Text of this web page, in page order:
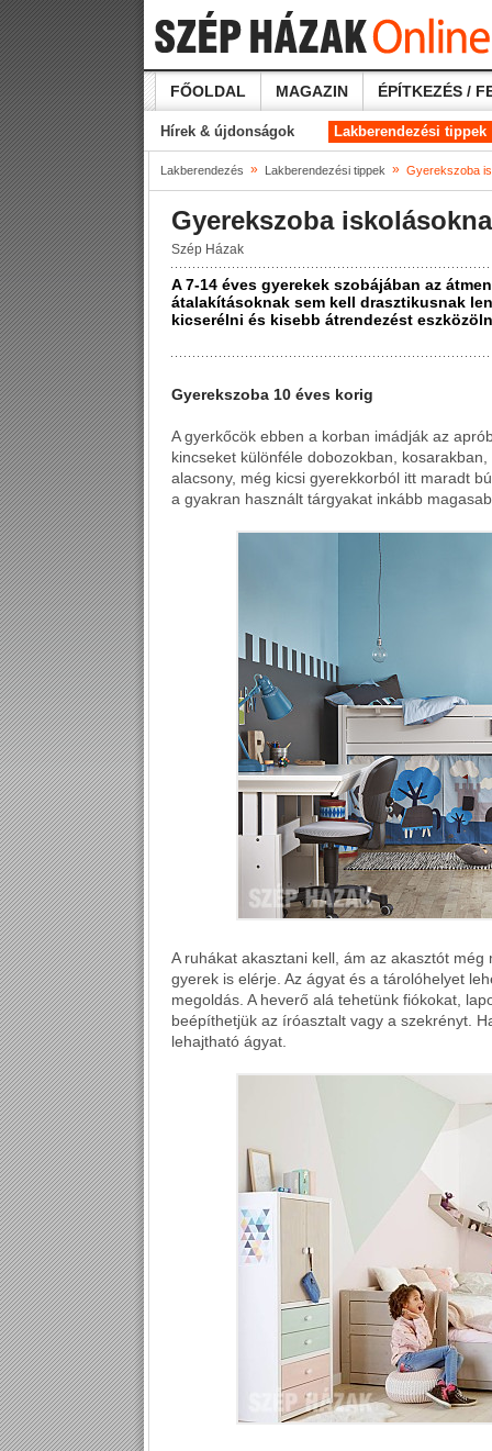
FŐOLDAL MAGAZIN ÉPÍTKEZÉS /
Hírek & újdonságok Lakberendezési tippek
Lakberendezés » Lakberendezési tippek » Gyerekszoba
Gyerekszoba
Szép Házak
A 7-14 éves gyerekek szobájában az
átalakításoknak sem kell drasztikusnak
kicserélni és kisebb átrendezést
Gyerekszoba 10 éves korig
A gyerkőcök ebben a korban imádják az
kincseket különféle dobozokban,
alacsony, még kicsi gyerekkorból itt maradt
a gyakran használt tárgyakat inkább
A ruhákat akasztani kell, ám az akasztót
gyerek is elérje. Az ágyat és a tárolóhelyet
megoldás. A heverő alá tehetünk fiókokat,
beépíthetjük az íróasztalt vagy a szekrényt.
lehajtható ágyat.